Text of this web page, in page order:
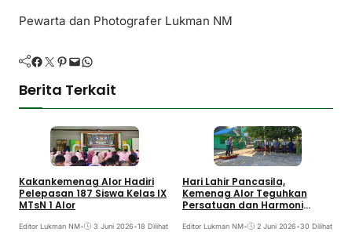
Pewarta dan Photografer Lukman NM
Facebook Twitter Pinterest Mail WhatsApp
Berita Terkait
Kakankemenag Alor Hadiri
Pelepasan 187 Siswa Kelas IX
MTsN 1 Alor
Editor Lukman NM• 3 Juni 2026•18 Dilihat
Hari Lahir Pancasila,
Kemenag Alor Teguhkan
Persatuan dan Harmoni
Editor Lukman NM• 2 Juni 2026•30 Dilihat